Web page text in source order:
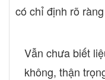
có chỉ định rõ
Vẫn chưa biết
không, thận